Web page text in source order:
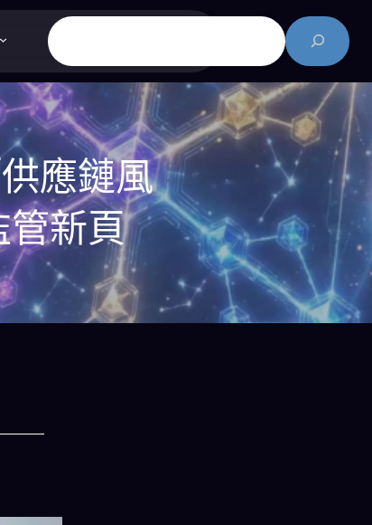
搜
尋
應鏈風
新頁